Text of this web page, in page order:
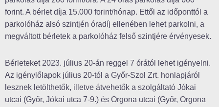
forint. A bérlet díja 15.000 forint/hónap. Ettől az időponttól a
parkolóház alsó szintjén óradíj ellenében lehet parkolni, a
megváltott bérletek a parkolóház felső szintjére érvényesek.
Bérleteket 2023. július 20-án reggel 7 órától lehet igényelni.
Az igénylőlapok július 20-tól a Győr-Szol Zrt. honlapjáról
lesznek letölthetők, illetve átvehetők a szolgáltató Jókai
utcai (Győr, Jókai utca 7-9.) és Orgona utcai (Győr, Orgona